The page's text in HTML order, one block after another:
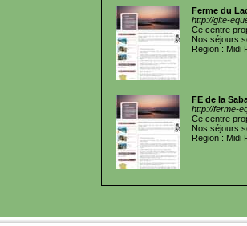
Ferme du
http://gite-
Ce centre
Nos séjours
Region : Midi
FE de la
http://ferme-
Ce centre
Nos séjours
Region : Midi